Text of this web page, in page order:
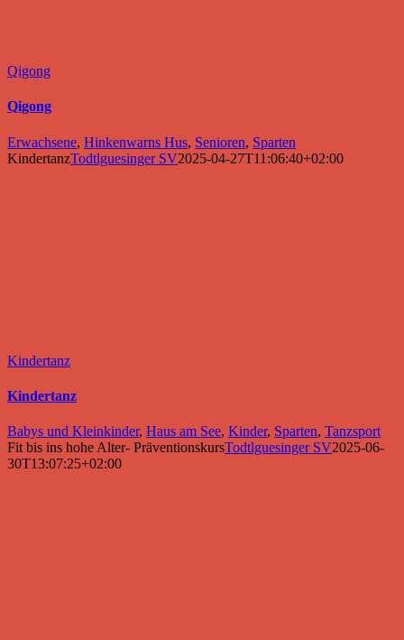
Qigong
Qigong
Erwachsene, Hinkenwarns Hus, Senioren, Sparten
KindertanzTodtlguesinger SV2025-04-27T11:06:40+02:00
Kindertanz
Kindertanz
Babys und Kleinkinder, Haus am See, Kinder, Sparten, Tanzsport
Fit bis ins hohe Alter- PräventionskursTodtlguesinger SV2025-06-
30T13:07:25+02:00